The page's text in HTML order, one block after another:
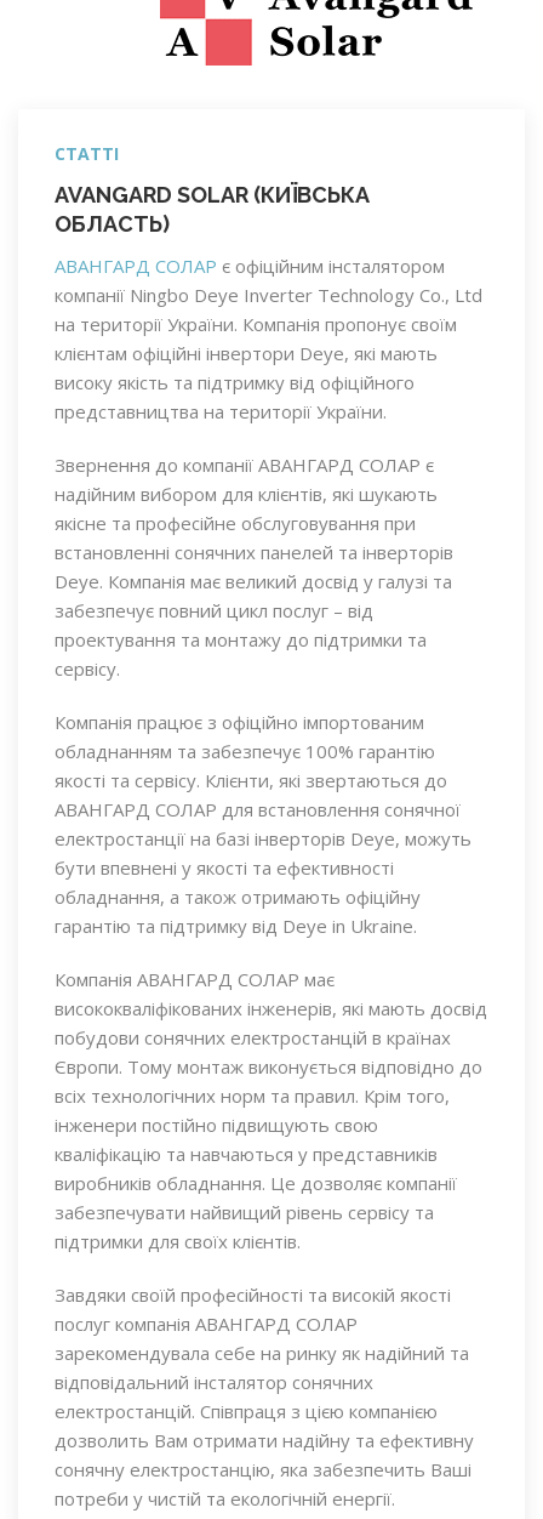
СТАТТІ
AVANGARD SOLAR (КИЇВСЬКА
ОБЛАСТЬ)
АВАНГАРД СОЛАР є офіційним інсталятором
компанії Ningbo Deye Inverter Technology Co., Ltd
на території України. Компанія пропонує своїм
клієнтам офіційні інвертори Deye, які мають
високу якість та підтримку від офіційного
представництва на території України.
Звернення до компанії АВАНГАРД СОЛАР є
надійним вибором для клієнтів, які шукають
якісне та професійне обслуговування при
встановленні сонячних панелей та інверторів
Deye. Компанія має великий досвід у галузі та
забезпечує повний цикл послуг – від
проектування та монтажу до підтримки та
сервісу.
Компанія працює з офіційно імпортованим
обладнанням та забезпечує 100% гарантію
якості та сервісу. Клієнти, які звертаються до
АВАНГАРД СОЛАР для встановлення сонячної
електростанції на базі інверторів Deye, можуть
бути впевнені у якості та ефективності
обладнання, а також отримають офіційну
гарантію та підтримку від Deye in Ukraine.
Компанія АВАНГАРД СОЛАР має
висококваліфікованих інженерів, які мають досвід
побудови сонячних електростанцій в країнах
Європи. Тому монтаж виконується відповідно до
всіх технологічних норм та правил. Крім того,
інженери постійно підвищують свою
кваліфікацію та навчаються у представників
виробників обладнання. Це дозволяє компанії
забезпечувати найвищий рівень сервісу та
підтримки для своїх клієнтів.
Завдяки своїй професійності та високій якості
послуг компанія АВАНГАРД СОЛАР
зарекомендувала себе на ринку як надійний та
відповідальний інсталятор сонячних
електростанцій. Співпраця з цією компанією
дозволить Вам отримати надійну та ефективну
сонячну електростанцію, яка забезпечить Ваші
потреби у чистій та екологічній енергії.